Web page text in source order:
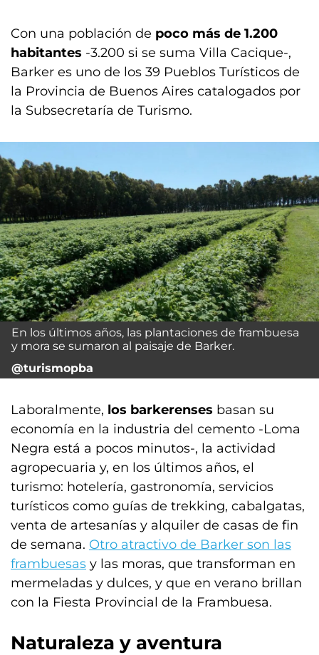
Con una población de poco más de 1.200
habitantes -3.200 si se suma Villa Cacique-,
Barker es uno de los 39 Pueblos Turísticos de
la Provincia de Buenos Aires catalogados por
la Subsecretaría de Turismo.
En los últimos años, las plantaciones de frambuesa
y mora se sumaron al paisaje de Barker.
@turismopba
Laboralmente, los barkerenses basan su
economía en la industria del cemento -Loma
Negra está a pocos minutos-, la actividad
agropecuaria y, en los últimos años, el
turismo: hotelería, gastronomía, servicios
turísticos como guías de trekking, cabalgatas,
venta de artesanías y alquiler de casas de fin
de semana. Otro atractivo de Barker son las
frambuesas y las moras, que transforman en
mermeladas y dulces, y que en verano brillan
con la Fiesta Provincial de la Frambuesa.
Naturaleza y aventura